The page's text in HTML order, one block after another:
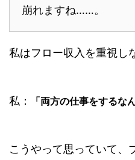
崩れますね……。
私はフロー収入を重視し
私： 「両方の仕事をするな
こうやって思っていて、